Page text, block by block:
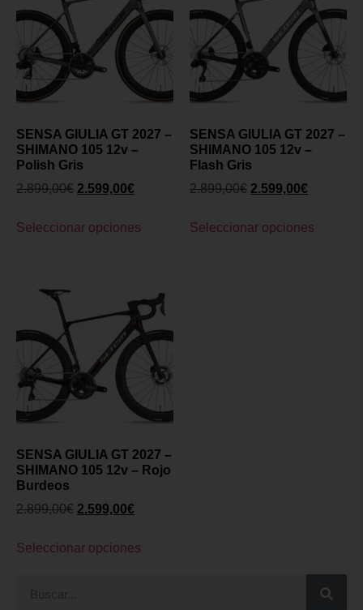
SENSA GIULIA GT 2027 –
SHIMANO 105 12v –
Polish Gris
2.899,00€ 2.599,00€
Seleccionar opciones
SENSA GIULIA GT 2027 –
SHIMANO 105 12v –
Flash Gris
2.899,00€ 2.599,00€
Seleccionar opciones
SENSA GIULIA GT 2027 –
SHIMANO 105 12v – Rojo
Burdeos
2.899,00€ 2.599,00€
Seleccionar opciones